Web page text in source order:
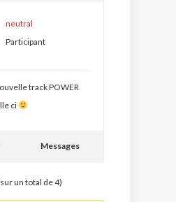
neutral
Participant
track POWER
ci
Messages
un total de 4)